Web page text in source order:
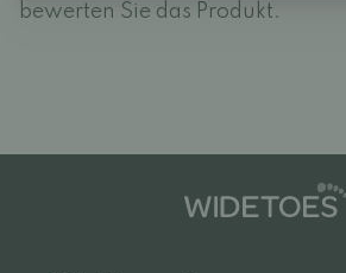
bewerten Sie das Produkt.